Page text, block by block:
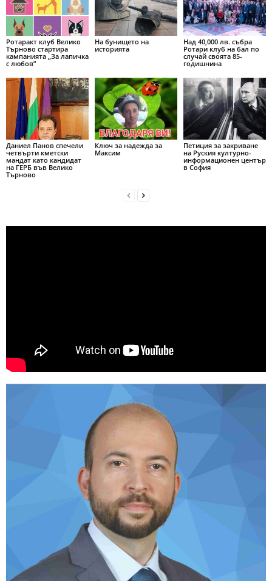
Ротаракт клуб Велико
Търново стартира
кампанията „За лапичка
с любов”
На бунището на
историята
Над 40,000 лв. събра
Ротари клуб на бал по
случай своята 85-
годишнина
Даниел Панов спечели
четвърти кметски
мандат като кандидат
на ГЕРБ във Велико
Търново
Ключ за надежда за
Максим
Петиция за закриване
на Руския културно-
информационен център
в София